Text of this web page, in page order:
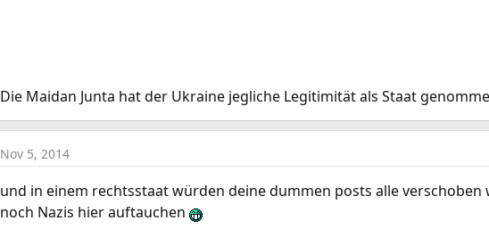
Die Maidan Junta hat der Ukraine jegliche Legitimität als Staat
Nov 5, 2014
und in einem rechtsstaat würden deine dummen posts alle
noch Nazis hier auftauchen